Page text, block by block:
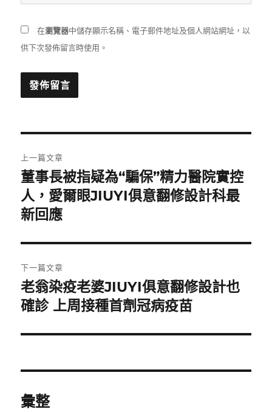
在瀏覽器中儲存顯示名稱、電子郵件地址及個人網站網址，以
供下次發佈留言時使用。
章
導
覽
上一篇文章
上
一
篇
章:
董事長被指疑為“騙保”精力醫院實控
人，愛爾眼JIUYI俱意翻修設計科最
新回應
下一篇文章
下
一
文
老翁染疫老婆JIUYI俱意翻修設計也
確診 上周接種首劑冠病疫苗
彙整